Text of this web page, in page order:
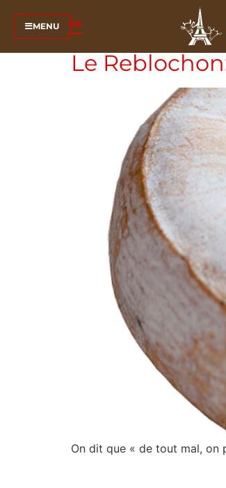
MENU FR
Étiquette :
Le
On dit que « de tout mal, on